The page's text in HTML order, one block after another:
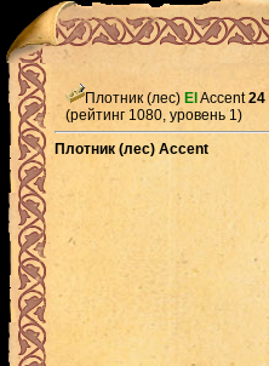
Плотник (лес) El Accent24
(рейтинг 1080, уровень 1)
Плотник (лес) Accent